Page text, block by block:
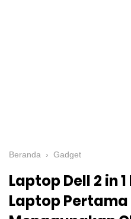
Beranda › Gadget
Laptop Dell 2 in
Laptop